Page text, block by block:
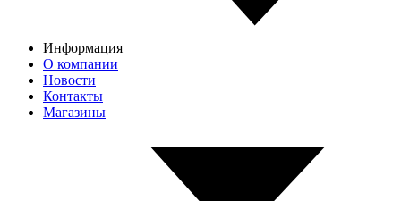
Информация
О компании
Новости
Контакты
Магазины